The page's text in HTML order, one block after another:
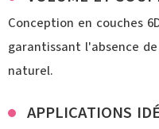
Conception en couches
garantissant l'absence
naturel.
APPLICATIONS